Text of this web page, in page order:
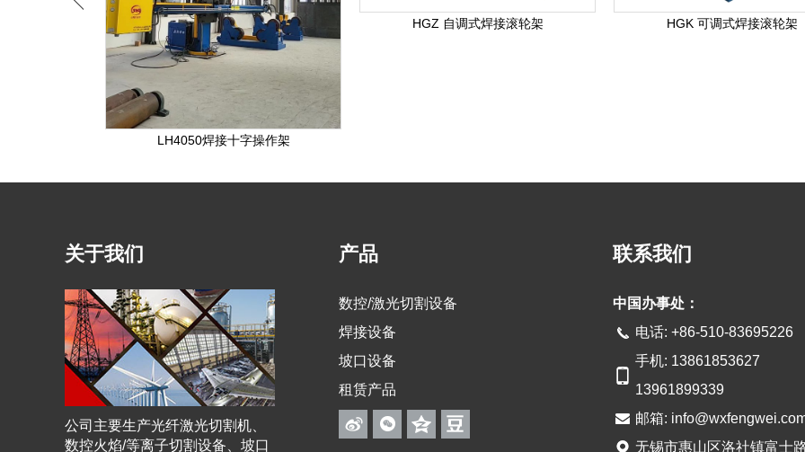
LH4050焊接十字操作架
HGZ 自调式焊接滚轮架 HGK 可调式焊接滚轮架
关于我们
公司主要生产光纤激光切割机、
数控火焰/等离子切割设备、坡口
产品
数控/激光切割设备
焊接设备
坡口设备
租赁产品
联系我们
中国办事处：
电话: +86-510-83695226
手机: 13861853627
13961899339
邮箱:
无锡市惠山区洛社镇富士